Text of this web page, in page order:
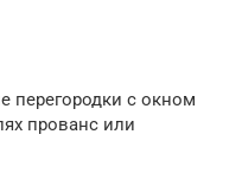
перегородки с окном
прованс или